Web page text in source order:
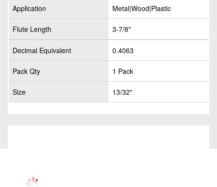
Application Metal|Wood|Plastic
Flute Length 3-7/8"
Decimal Equivalent 0.4063
Pack Qty 1 Pack
Size 13/32"